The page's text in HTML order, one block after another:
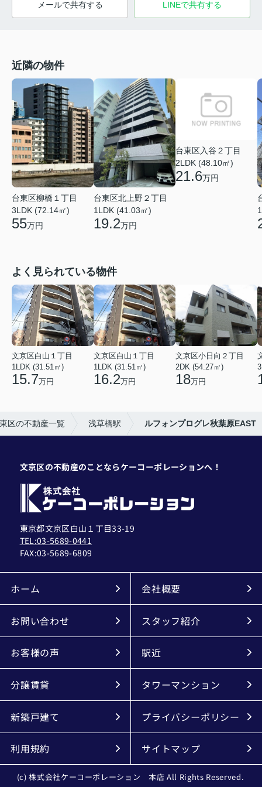
メールで共有する LINEで共有する
近隣の物件
台東区柳橋１丁目
3LDK (72.14㎡)
55万円
台東区北上野２丁目
1LDK (41.03㎡)
19.2万円
台東区入谷２丁目
2LDK (48.10㎡)
21.6万円
よく見られている物件
文京区白山１丁目
1LDK (31.51㎡)
15.7万円
文京区白山１丁目
1LDK (31.51㎡)
16.2万円
文京区小日向２丁目
2DK (54.27㎡)
18万円
区の不動産一覧 浅草橋駅 ルフォンプログレ秋葉原EAST
文京区の不動産のことならケーコーポレーションへ！
東京都文京区白山１丁目33-19
TEL:03-5689-0441
FAX:03-5689-6809
ホーム 会社概要
お問い合わせ スタッフ紹介
お客様の声 駅近
分譲賃貸 タワーマンション
新築戸建て プライバシーポリシー
利用規約 サイトマップ
(c) 株式会社ケーコーポレーション 本店 All Rights Reserved.